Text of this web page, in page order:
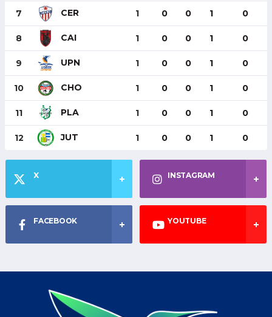
7 CER 1 0 0 1 0
8 CAI 1 0 0 1 0
9 UPN 1 0 0 1 0
10 CHO 1 0 0 1 0
11 PLA 1 0 0 1 0
12 JUT 1 0 0 1 0
X INSTAGRAM
FACEBOOK YOUTUBE